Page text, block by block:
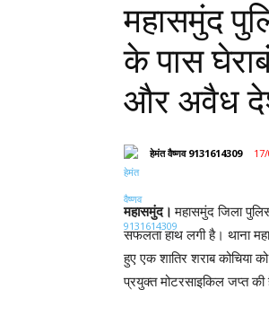
महासमुंद
के पास
और अवैध
हेमंत वैष्णव 9131614309
महासमुंद।महासमुंद जिला
सफलता हाथ लगी है। थाना
हुए एक शातिर शराब कोचिया
प्रयुक्त मोटरसाइकिल जप्त की